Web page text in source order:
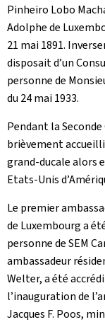
Pinheiro Lobo
Adolphe de
21 mai 1891.
disposait d’un
personne de
du 24 mai 1933.
Pendant la
brièvement
grand-ducale alors
Etats-Unis
Le premier
de Luxembourg a
personne de SEM
ambassadeur
Welter, a été
l’inauguration de
Jacques F. Poos,